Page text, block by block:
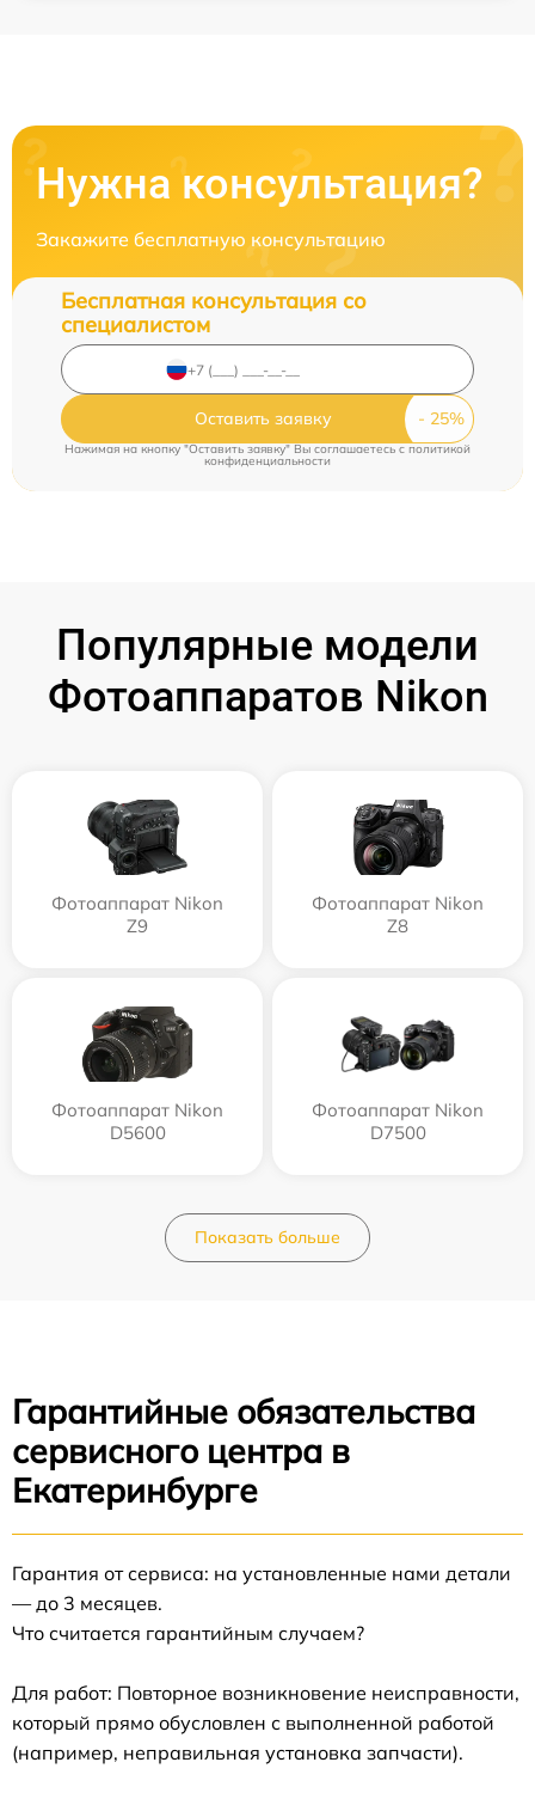
Нужна консультация?
Закажите бесплатную консультацию
Бесплатная консультация со
специалистом
Оставить заявку
Нажимая на кнопку "Оставить заявку" Вы соглашаетесь c политикой
конфиденциальности
Популярные модели
Фотоаппаратов Nikon
Фотоаппарат Nikon
Z9
Фотоаппарат Nikon
Z8
Фотоаппарат Nikon
D5600
Фотоаппарат Nikon
D7500
Показать больше
Гарантийные обязательства
сервисного центра в
Екатеринбурге
Гарантия от сервиса: на установленные нами детали
— до 3 месяцев.
Что считается гарантийным случаем?
Для работ: Повторное возникновение неисправности,
который прямо обусловлен с выполненной работой
(например, неправильная установка запчасти).